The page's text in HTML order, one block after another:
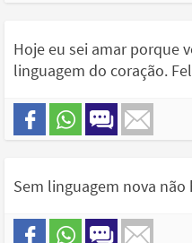
Hoje eu sei amar porque
linguagem do coração.
Sem linguagem nova